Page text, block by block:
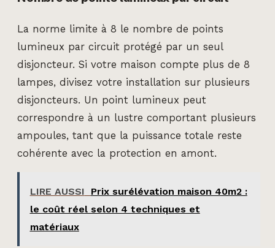
La norme limite à 8 le nombre de points
lumineux par circuit protégé par un seul
disjoncteur. Si votre maison compte plus de 8
lampes, divisez votre installation sur plusieurs
disjoncteurs. Un point lumineux peut
correspondre à un lustre comportant plusieurs
ampoules, tant que la puissance totale reste
cohérente avec la protection en amont.
LIRE AUSSI
Prix surélévation maison 40m2 :
le coût réel selon 4 techniques et
matériaux